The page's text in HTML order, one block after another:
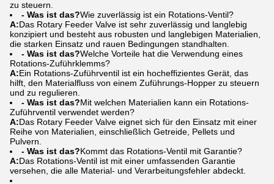
zu steuern.
- Was ist das?Wie zuverlässig ist ein Rotations-Ventil?
A:Das Rotary Feeder Valve ist sehr zuverlässig und langlebig
konzipiert und besteht aus robusten und langlebigen Materialien,
die starken Einsatz und rauen Bedingungen standhalten.
- Was ist das?Welche Vorteile hat die Verwendung eines
Rotations-Zuführklemms?
A:Ein Rotations-Zuführventil ist ein hocheffizientes Gerät, das
hilft, den Materialfluss von einem Zuführungs-Hopper zu steuern
und zu regulieren.
- Was ist das?Mit welchen Materialien kann ein Rotations-
Zuführventil verwendet werden?
A:Das Rotary Feeder Valve eignet sich für den Einsatz mit einer
Reihe von Materialien, einschließlich Getreide, Pellets und
Pulvern.
- Was ist das?Kommt das Rotations-Ventil mit Garantie?
A:Das Rotations-Ventil ist mit einer umfassenden Garantie
versehen, die alle Material- und Verarbeitungsfehler abdeckt.